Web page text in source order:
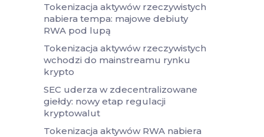
Tokenizacja aktywów rzeczywistych
nabiera tempa: majowe debiuty
RWA pod lupą
Tokenizacja aktywów rzeczywistych
wchodzi do mainstreamu rynku
krypto
SEC uderza w zdecentralizowane
giełdy: nowy etap regulacji
kryptowalut
Tokenizacja aktywów RWA nabiera